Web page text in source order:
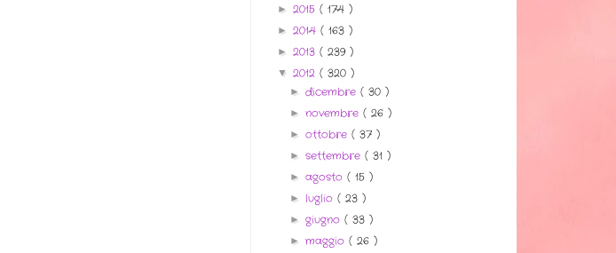
► 2015 ( 174 )
► 2014 ( 163 )
► 2013 ( 239 )
▼ 2012 ( 320 )
► dicembre ( 30 )
► novembre ( 26 )
► ottobre ( 37 )
► settembre ( 31 )
► agosto ( 15 )
► luglio ( 23 )
► giugno ( 33 )
► maggio ( 26 )